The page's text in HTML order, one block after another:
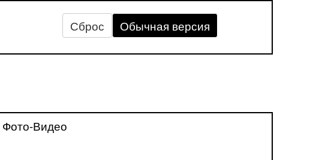
Сброс Обычная версия
Фото-Видео